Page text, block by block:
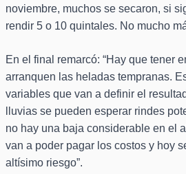
noviembre, muchos se secaron, si
rendir 5 o 10 quintales. No mucho
En el final remarcó: “Hay que tener
arranquen las heladas tempranas.
variables que van a definir el
lluvias se pueden esperar rindes
no hay una baja considerable en el
van a poder pagar los costos y hoy
altísimo riesgo”.